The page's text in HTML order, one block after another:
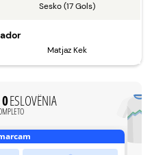
Sesko (17 Gols)
Matjaz Kek